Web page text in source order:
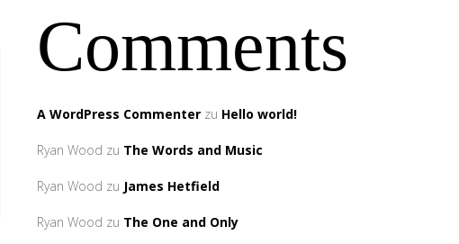
Comments
A WordPress Commenter zu Hello world!
Ryan Wood zu The Words and Music
Ryan Wood zu James Hetfield
Ryan Wood zu The One and Only